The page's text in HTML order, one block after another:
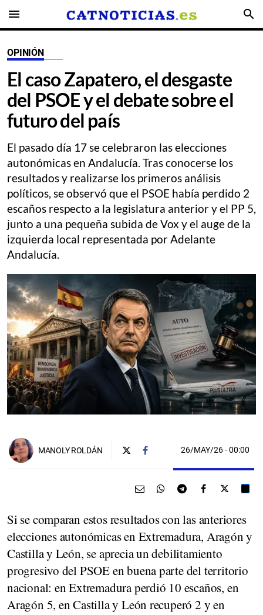
menu search
OPINIÓN
El caso Zapatero, el desgaste
del PSOE y el debate sobre el
futuro del país
El pasado día 17 se celebraron las elecciones
autonómicas en Andalucía. Tras conocerse los
resultados y realizarse los primeros análisis
políticos, se observó que el PSOE había perdido 2
escaños respecto a la legislatura anterior y el PP 5,
junto a una pequeña subida de Vox y el auge de la
izquierda local representada por Adelante
Andalucía.
MANOLY ROLDÁN 26/MAY/26- 00:00
Si se comparan estos resultados con las anteriores
elecciones autonómicas en Extremadura, Aragón y
Castilla y León, se aprecia un debilitamiento
progresivo del PSOE en buena parte del territorio
nacional: en Extremadura perdió 10 escaños, en
Aragón 5, en Castilla y León recuperó 2 y en